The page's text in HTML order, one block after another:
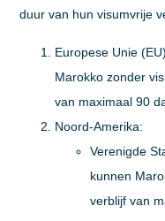
duur van hun visumvrije
Europese Unie
Marokko zonder
van maximaal 90
Noord-Amerika:
Verenigde
kunnen
verblijf van